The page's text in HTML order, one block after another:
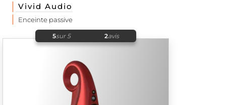
Vivid Audio
Enceinte passive
5sur 5 2avis